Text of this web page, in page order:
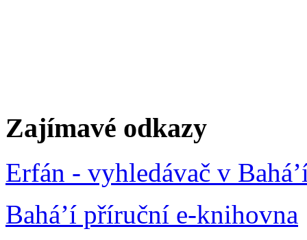
Zajímavé odkazy
Erfán - vyhledávač v
Bahá’í příruční e-knihovna